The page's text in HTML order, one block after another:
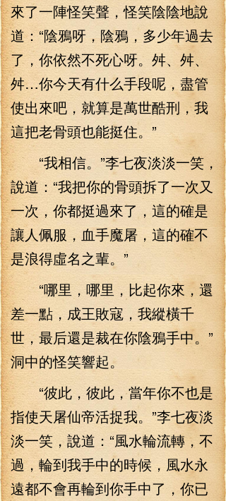
來了一陣怪笑聲，怪笑陰陰地說
道：“陰鴉呀，陰鴉，多少年過去
了，你依然不死心呀。舛、舛、
舛…你今天有什么手段呢，盡管
使出來吧，就算是萬世酷刑，我
這把老骨頭也能挺住。”
“我相信。”李七夜淡淡一笑，
說道：“我把你的骨頭拆了一次又
一次，你都挺過來了，這的確是
讓人佩服，血手魔屠，這的確不
是浪得虛名之輩。”
“哪里，哪里，比起你來，還
差一點，成王敗寇，我縱橫千
世，最后還是裁在你陰鴉手中。”
洞中的怪笑響起。
“彼此，彼此，當年你不也是
指使天屠仙帝活捉我。”李七夜淡
淡一笑，說道：“風水輪流轉，不
過，輪到我手中的時候，風水永
遠都不會再輪到你手中了，你已